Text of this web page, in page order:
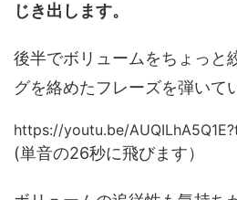
じき出します。
後半でボリュームをちょっと
グを絡めたフレーズを弾いて
https://youtu.be/
(単音の26秒に飛びます）